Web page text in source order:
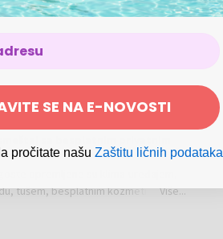
sa besplatnim privatnim
opremljene su klima-uređajem,
tušem, besplatnim kozmetičkimViše...
SE NA E-NOVOSTI
pročitate našu Zaštitu ličnih podataka